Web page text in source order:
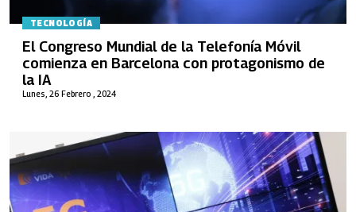
TECNOLOGÍA
Lunes, 26 Febrero , 2024
El Congreso Mundial de la Telefonía Móvil
comienza en Barcelona con protagonismo de
la IA